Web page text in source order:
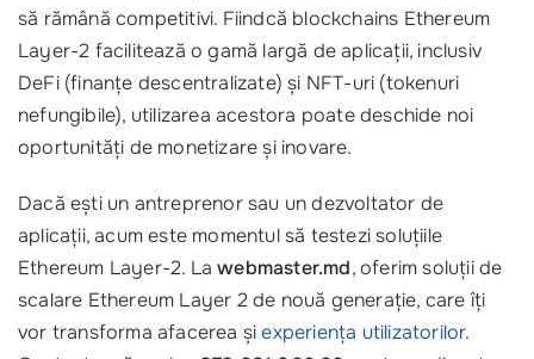
să rămână competitivi. Fiindcă blockchains Ethereum
Layer-2 facilitează o gamă largă de aplicații, inclusiv
DeFi (finanțe descentralizate) și NFT-uri (tokenuri
nefungibile), utilizarea acestora poate deschide noi
oportunități de monetizare și inovare.
Dacă ești un antreprenor sau un dezvoltator de
aplicații, acum este momentul să testezi soluțiile
Ethereum Layer-2. Lawebmaster.md, oferim soluții de
scalare Ethereum Layer 2 de nouă generație, care îți
vor transforma afacerea șiexperiența utilizatorilor.